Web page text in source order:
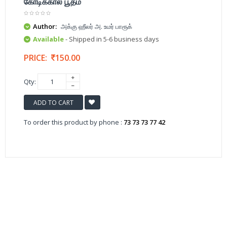
Author: அக்கு ஹீலர் அ. உமர் பாரூக்
Available- Shipped in 5-6 business days
PRICE: 150.00
Qty:
ADD TO CART
To order this product by phone : 73 73 73 77 42